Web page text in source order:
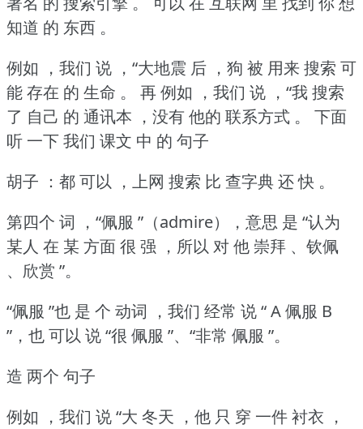
知道 的 东西 。
例如 ，我们 说 ，“大地震 后 ，狗 被 用来 搜索 可
能 存在 的 生命 。
再 例如 ，我们 说 ，“我 搜索
了 自己 的 通讯本 ，没有 他的 联系方式 。
下面
听 一下 我们 课文 中 的 句子
胡子 ：都 可以 ，上网 搜索 比 查字典 还 快 。
第四个 词 ，“佩服 ”（admire），意思 是 “认为
某人 在 某 方面 很 强 ，所以 对 他 崇拜 、钦佩
、欣赏 ”。
“佩服 ”也 是 个 动词 ，我们 经常 说 “ A 佩服 B
”，也 可以 说 “很 佩服 ”、“非常 佩服 ”。
造 两个 句子
例如 ，我们 说 “大 冬天 ，他 只 穿 一件 衬衣 ，